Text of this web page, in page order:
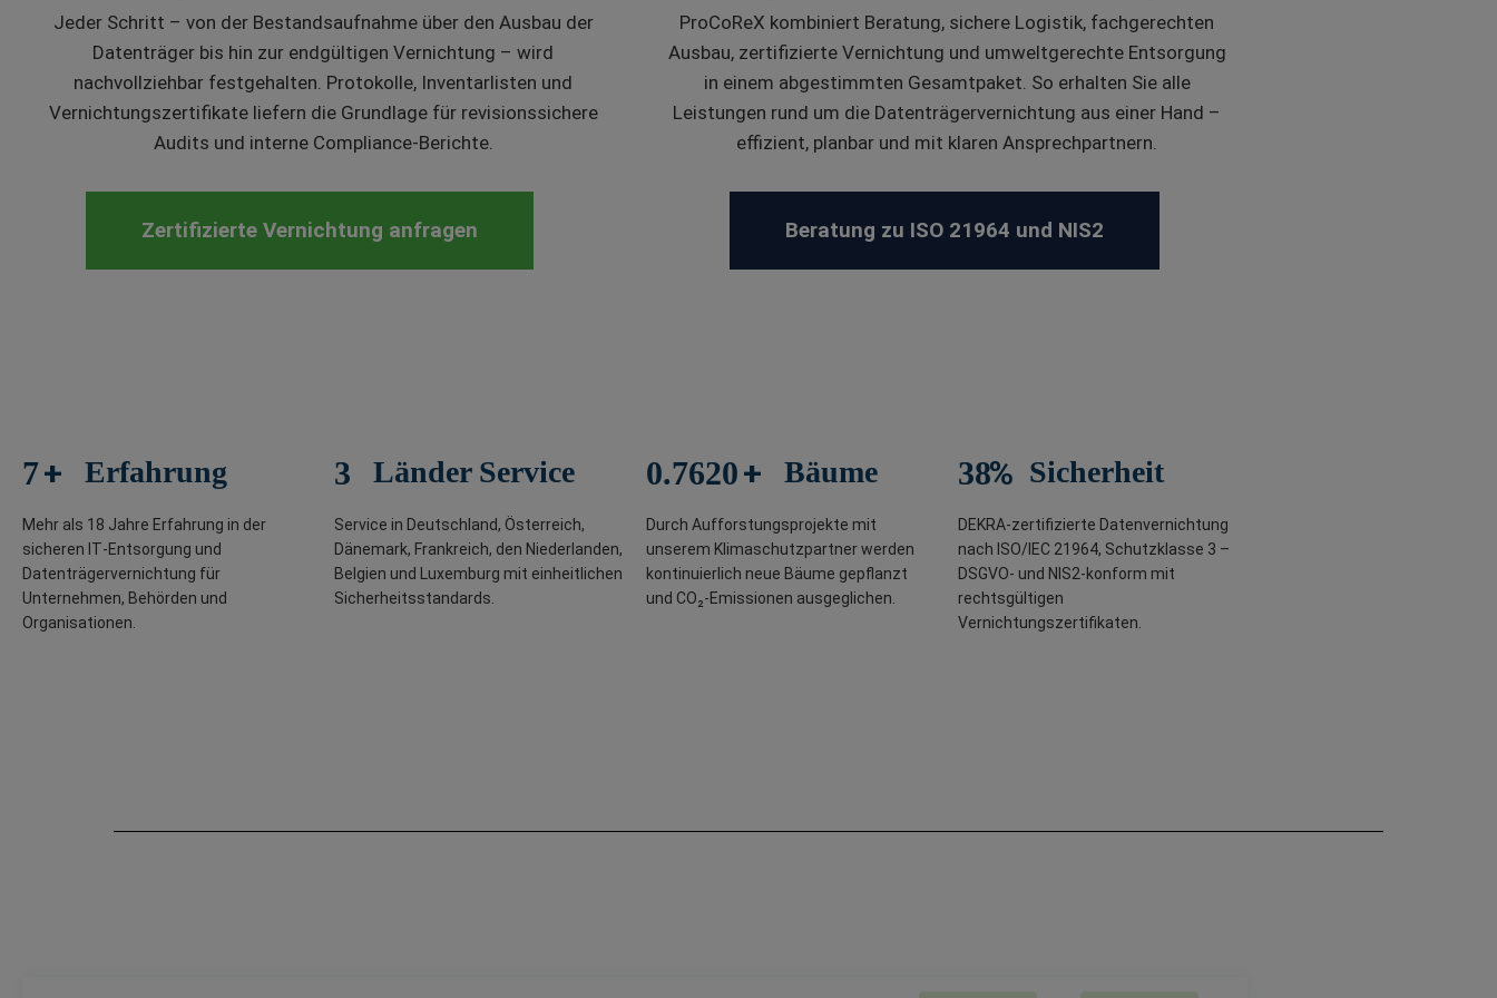
Jeder Schritt – von der Bestandsaufnahme über den Ausbau der
Datenträger bis hin zur endgültigen Vernichtung – wird
nachvollziehbar festgehalten. Protokolle, Inventarlisten und
Vernichtungszertifikate liefern die Grundlage für revisionssichere
Audits und interne Compliance-Berichte.
ProCoReX kombiniert Beratung, sichere Logistik, fachgerechten
Ausbau, zertifizierte Vernichtung und umweltgerechte Entsorgung
in einem abgestimmten Gesamtpaket. So erhalten Sie alle
Leistungen rund um die Datenträgervernichtung aus einer Hand –
effizient, planbar und mit klaren Ansprechpartnern.
Zertifizierte Vernichtung anfragen Beratung zu ISO 21964 und NIS2
10+ Erfahrung
Mehr als 18 Jahre Erfahrung in der
sicheren IT‑Entsorgung und
Datenträgervernichtung für
Unternehmen, Behörden und
Organisationen.
4 Länder Service
Service in Deutschland, Österreich,
Dänemark, Frankreich, den Niederlanden,
Belgien und Luxemburg mit einheitlichen
Sicherheitsstandards.
1.0660+ Bäume
Durch Aufforstungsprojekte mit
unserem Klimaschutzpartner werden
kontinuierlich neue Bäume gepflanzt
und CO₂-Emissionen ausgeglichen.
53% Sicherheit
DEKRA-zertifizierte Datenvernichtung
nach ISO/IEC 21964, Schutzklasse 3 –
DSGVO- und NIS2-konform mit
rechtsgültigen
Vernichtungszertifikaten.